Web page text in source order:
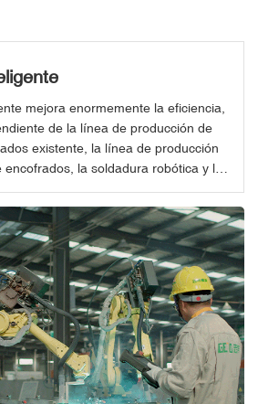
mejora enormemente la eficiencia,
de la línea de producción de
existente, la línea de producción
la soldadura robótica y la